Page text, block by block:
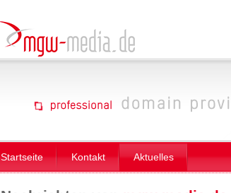
Startseite Kontakt Aktuelles